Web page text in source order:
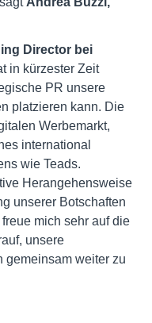
Director bei
in kürzester Zeit
PR unsere
platzieren kann. Die
Werbemarkt,
international
wie Teads.
Herangehensweise
unserer Botschaften
mich sehr auf die
unsere
gemeinsam weiter zu